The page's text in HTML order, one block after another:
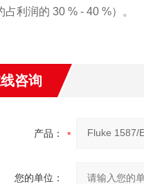
占利润的 30 % - 40 %）。
咨询
产品：
您的单位：